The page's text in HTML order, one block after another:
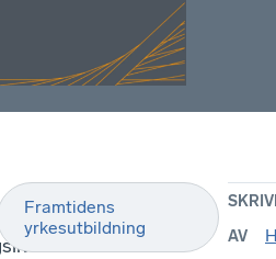
Framtidens
yrkesutbildning
AV